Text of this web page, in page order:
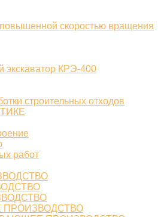
скоростью вращения
экскаватор КРЭ-400
строительных отходов
работ
ПРОИЗВОДСТВО